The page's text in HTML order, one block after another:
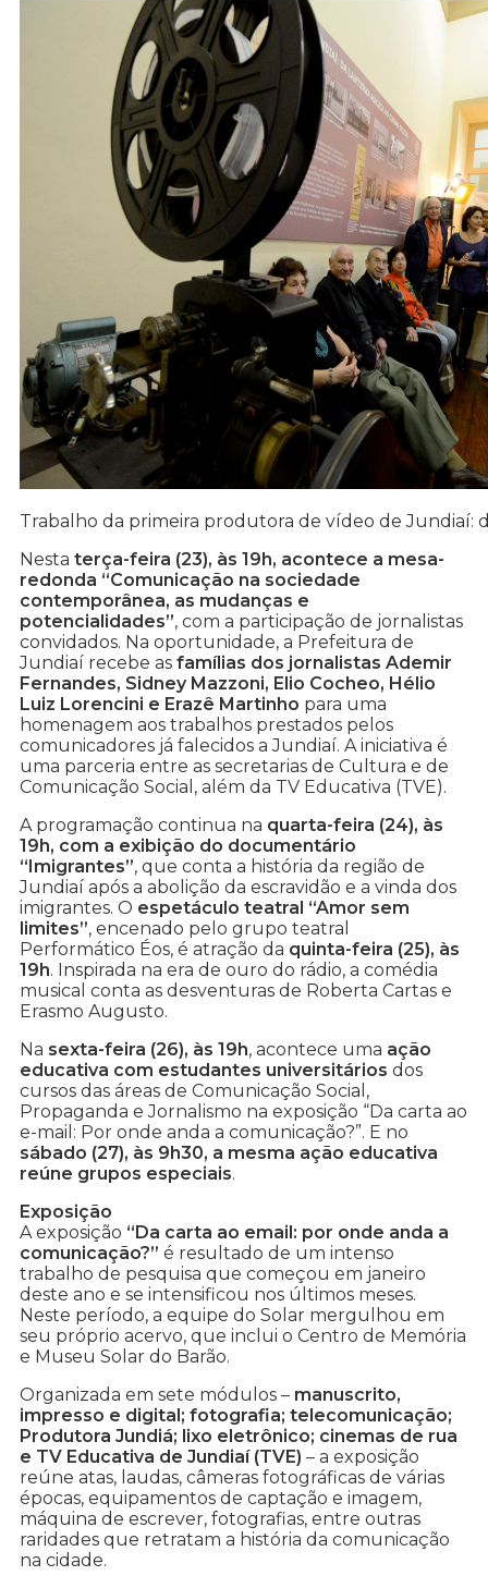
Trabalho da primeira produtora de vídeo de Jundiaí:
Nesta terça-feira (23), às 19h, acontece a mesa-
redonda “Comunicação na sociedade
contemporânea, as mudanças e
potencialidades”, com a participação de jornalistas
convidados. Na oportunidade, a Prefeitura de
Jundiaí recebe as famílias dos jornalistas Ademir
Fernandes, Sidney Mazzoni, Elio Cocheo, Hélio
Luiz Lorencini e Erazê Martinho para uma
homenagem aos trabalhos prestados pelos
comunicadores já falecidos a Jundiaí. A iniciativa é
uma parceria entre as secretarias de Cultura e de
Comunicação Social, além da TV Educativa (TVE).
A programação continua na quarta-feira (24), às
19h, com a exibição do documentário
“Imigrantes”, que conta a história da região de
Jundiaí após a abolição da escravidão e a vinda dos
imigrantes. O espetáculo teatral “Amor sem
limites”, encenado pelo grupo teatral
Performático Éos, é atração da quinta-feira (25), às
19h. Inspirada na era de ouro do rádio, a comédia
musical conta as desventuras de Roberta Cartas e
Erasmo Augusto.
Na sexta-feira (26), às 19h, acontece uma ação
educativa com estudantes universitários dos
cursos das áreas de Comunicação Social,
Propaganda e Jornalismo na exposição “Da carta ao
e-mail: Por onde anda a comunicação?”. E no
sábado (27), às 9h30, a mesma ação educativa
reúne grupos especiais.
Exposição
A exposição “Da carta ao email: por onde anda a
comunicação?” é resultado de um intenso
trabalho de pesquisa que começou em janeiro
deste ano e se intensificou nos últimos meses.
Neste período, a equipe do Solar mergulhou em
seu próprio acervo, que inclui o Centro de Memória
e Museu Solar do Barão.
Organizada em sete módulos – manuscrito,
impresso e digital; fotografia; telecomunicação;
Produtora Jundiá; lixo eletrônico; cinemas de rua
e TV Educativa de Jundiaí (TVE) – a exposição
reúne atas, laudas, câmeras fotográficas de várias
épocas, equipamentos de captação e imagem,
máquina de escrever, fotografias, entre outras
raridades que retratam a história da comunicação
na cidade.